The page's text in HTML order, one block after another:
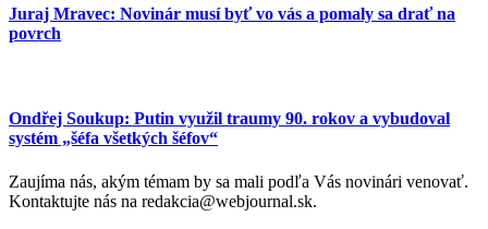
Juraj Mravec: Novinár musí byť vo vás a pomaly sa drať na
povrch
Ondřej Soukup: Putin využil traumy 90. rokov a vybudoval
systém „šéfa všetkých šéfov“
Zaujíma nás, akým témam by sa mali podľa Vás novinári venovať.
Kontaktujte nás na redakcia@webjournal.sk.